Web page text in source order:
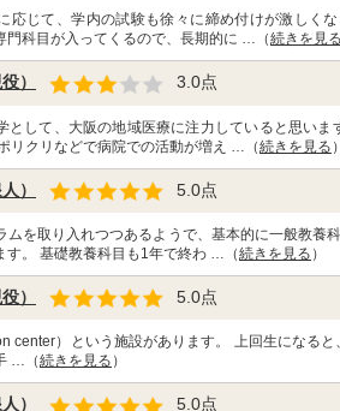
応じて、学内の試験も徐々に締め付けが激しく
門科目が入ってくるので、長期的に …（続きを見る
） 3.0点
として、大阪の地域医療に注力していると思い
リクリなどで病院での活動が増え …（続きを見る ）
） 5.0点
ムを取り入れつつあるようで、基本的に一般教養
す。 基礎教養科目も1年で終わ …（続きを見る ）
） 5.0点
center）という施設があります。 上回生になる
…（続きを見る ）
） 5.0点